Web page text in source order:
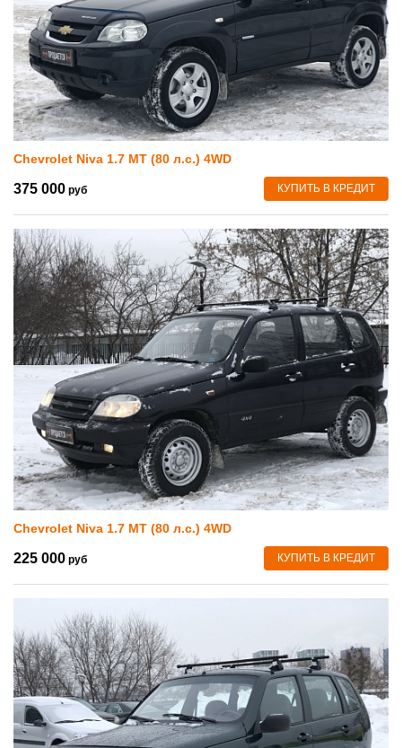
Chevrolet Niva 1.7 MT (80 л.с.) 4WD
375 000 руб КУПИТЬ В КРЕДИТ
Chevrolet Niva 1.7 MT (80 л.с.) 4WD
225 000 руб КУПИТЬ В КРЕДИТ